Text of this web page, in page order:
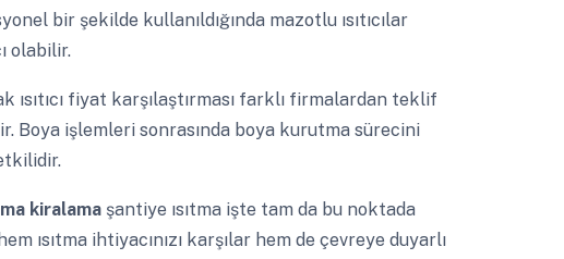
bir şekilde kullanıldığında mazotlu ısıtıcılar
olabilir.
ısıtıcı fiyat karşılaştırması farklı firmalardan teklif
Boya işlemleri sonrasında boya kurutma sürecini
kiralama şantiye ısıtma işte tam da bu noktada
ısıtma ihtiyacınızı karşılar hem de çevreye duyarlı